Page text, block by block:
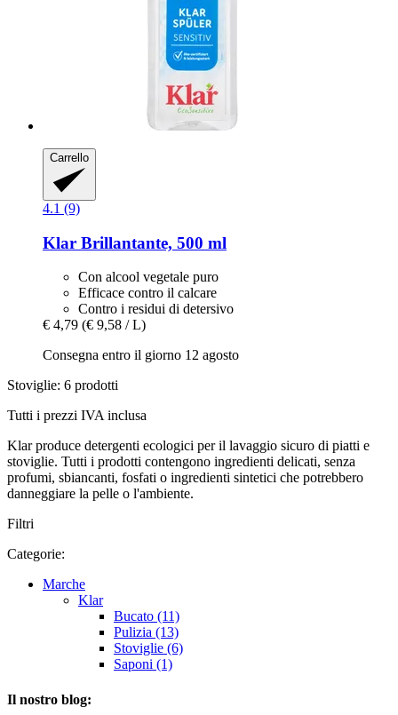
Carrello
4.1 (9)
Klar Brillantante, 500 ml
Con alcool vegetale puro
Efficace contro il calcare
Contro i residui di detersivo
€ 4,79 (€ 9,58 / L)
Consegna entro il giorno 12 agosto
Stoviglie: 6 prodotti
Tutti i prezzi IVA inclusa
Klar produce detergenti ecologici per il lavaggio sicuro di piatti e
stoviglie. Tutti i prodotti contengono ingredienti delicati, senza
profumi, sbiancanti, fosfati o ingredienti sintetici che potrebbero
danneggiare la pelle o l'ambiente.
Filtri
Categorie:
Marche
Klar
Bucato (11)
Pulizia (13)
Stoviglie (6)
Saponi (1)
Il nostro blog: